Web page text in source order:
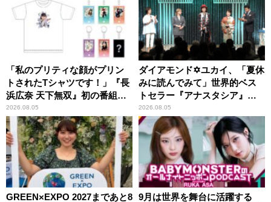
「私のプリティな顔がプリン
トされたTシャツです！」『長
浜広奈 天下無双』初の番組グ
ッズ発売
2026.08.05
ダイアモンド✡ユカイ、「夏休
みに読んでみて」世界的ベス
トセラー『アナスタシア』を
紹介
2026.08.05
GREEN×EXPO 2027まであと8 9月は世界を舞台に活躍する